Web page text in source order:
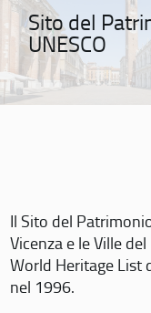
Sito del
UNESCO
Il Sito del
Vicenza e le Ville
World Heritage List
nel 1996.